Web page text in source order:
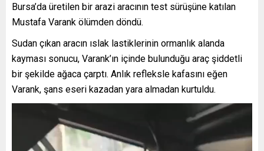
Bursa’da üretilen bir arazi aracının test sürüşüne katılan
Mustafa Varank ölümden döndü.
Sudan çıkan aracın ıslak lastiklerinin ormanlık alanda
kayması sonucu, Varank’ın içinde bulunduğu araç şiddetli
bir şekilde ağaca çarptı. Anlık refleksle kafasını eğen
Varank, şans eseri kazadan yara almadan kurtuldu.